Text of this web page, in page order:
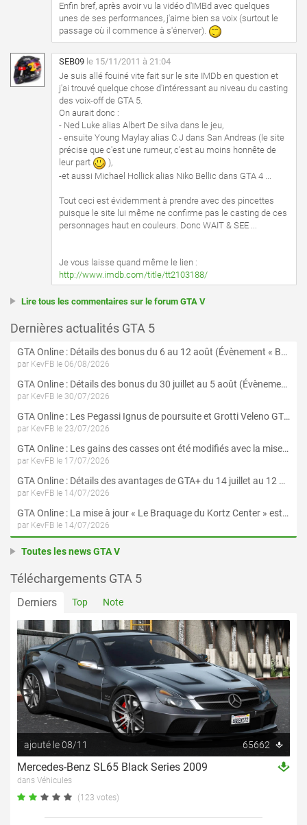
Enfin bref, après avoir vu la vidéo d'IMBd avec quelques
unes de ses performances, j'aime bien sa voix (surtout le
passage où il commence à s'énerver).
SEB09 le 15/11/2011 à 21:04
Je suis allé fouiné vite fait sur le site IMDb en question et
j'ai trouvé quelque chose d'intéressant au niveau du casting
des voix-off de GTA 5.
On aurait donc :
- Ned Luke alias Albert De silva dans le jeu,
- ensuite Young Maylay alias C.J dans San Andreas (le site
précise que c'est une rumeur, c'est au moins honnête de
leur part
),
-et aussi Michael Hollick alias Niko Bellic dans GTA 4 ...
Tout ceci est évidemment à prendre avec des pincettes
puisque le site lui même ne confirme pas le casting de ces
personnages haut en couleurs. Donc WAIT & SEE ...
Je vous laisse quand même le lien :
http://www.imdb.com/title/tt2103188/
Lire tous les commentaires sur le forum GTA V
Dernières actualités GTA 5
GTA Online : Détails des bonus du 6 au 12 août (Évènement « Braquages de l'été » - Suite et fin)
par KevFB le 06/08/2026
GTA Online : Détails des bonus du 30 juillet au 5 août (Évènement « Braquages d'été »)
par KevFB le 30/07/2026
GTA Online : Les Pegassi Ignus de poursuite et Grotti Veleno GT sont maintenant disponibles
par KevFB le 23/07/2026
GTA Online : Les gains des casses ont été modifiés avec la mise à jour « Le Braquage du Kortz Center »
par KevFB le 17/07/2026
GTA Online : Détails des avantages de GTA+ du 14 juillet au 12 août
par KevFB le 14/07/2026
GTA Online : La mise à jour « Le Braquage du Kortz Center » est maintenant disponible
par KevFB le 14/07/2026
Toutes les news GTA V
Téléchargements GTA 5
Derniers Top Note
ajouté le 08/11 65662
Mercedes-Benz SL65 Black Series 2009
dans Véhicules
(123 votes)